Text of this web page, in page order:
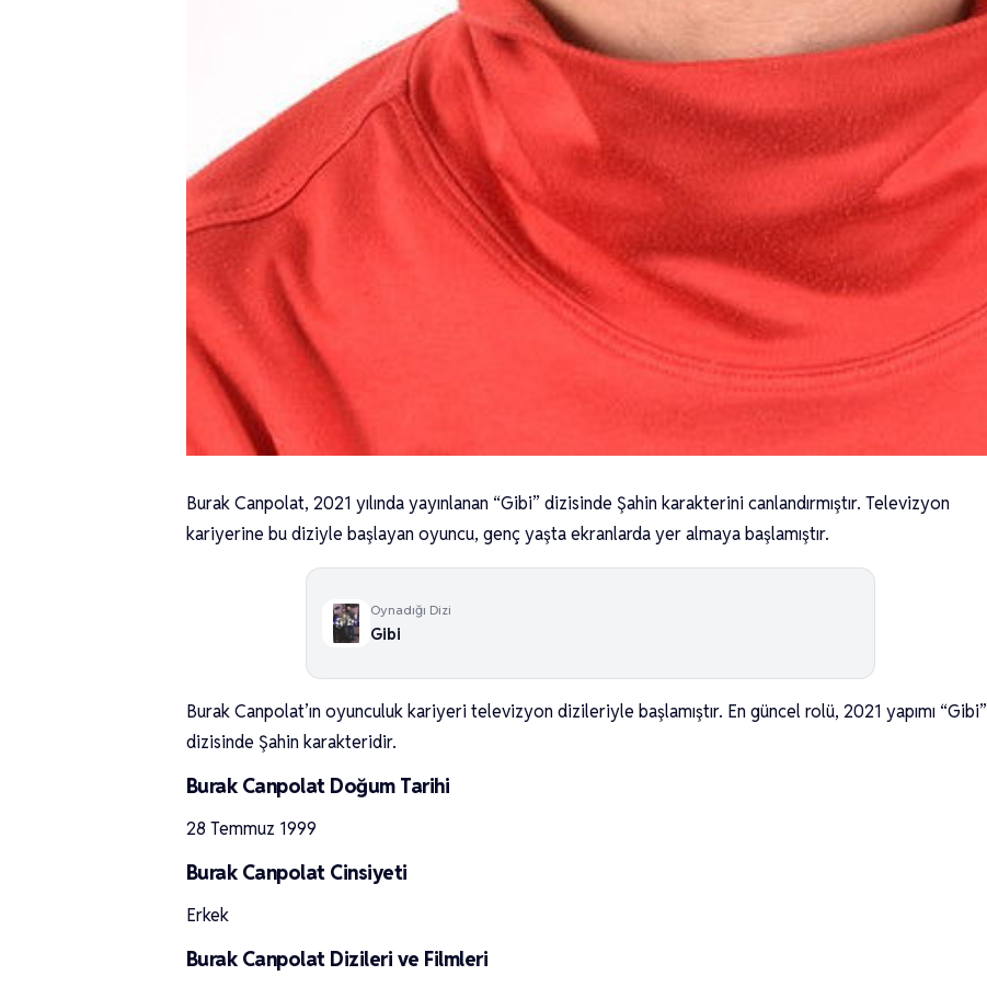
Burak Canpolat, 2021 yılında yayınlanan “Gibi” dizisinde Şahin karakterini canlandırmıştır. Televizyon
kariyerine bu diziyle başlayan oyuncu, genç yaşta ekranlarda yer almaya başlamıştır.
Oynadığı Dizi
Gibi
Burak Canpolat’ın oyunculuk kariyeri televizyon dizileriyle başlamıştır. En güncel rolü, 2021 yapımı “Gibi”
dizisinde Şahin karakteridir.
Burak Canpolat Doğum Tarihi
28 Temmuz 1999
Burak Canpolat Cinsiyeti
Erkek
Burak Canpolat Dizileri ve Filmleri